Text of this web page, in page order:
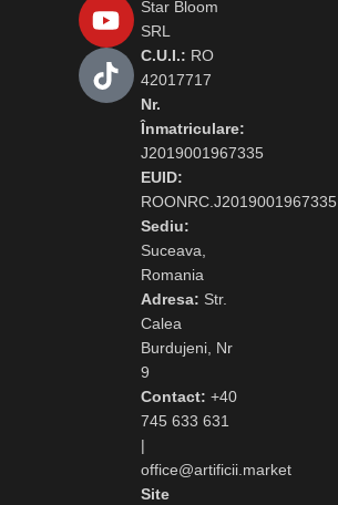
Star Bloom
SRL
C.U.I.: RO
42017717
Nr.
Înmatriculare:
J2019001967335
EUID:
ROONRC.J2019001967335
Sediu:
Suceava,
Romania
Adresa: Str.
Calea
Burdujeni, Nr
9
Contact: +40
745 633 631
|
office@artificii.market
Site